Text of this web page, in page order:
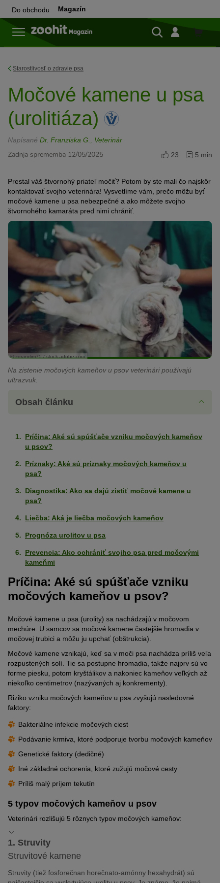
Do obchodu Magazín
Do
Starostlivosť o zdravie psa
Močové kamene u psa
(urolitiáza)
Napísané Dr. Franziska G., Veterinár
Zadnja sprememba 12/05/2025 23 5 min
Prestal váš štvornohý priateľ močiť? Potom by ste mali čo najskôr
kontaktovať svojho veterinára! Vysvetlíme vám, prečo môžu byť
močové kamene u psa nebezpečné a ako môžete svojho
štvornohého kamaráta pred nimi chrániť.
© zorandim75 / stock.adobe.com
Na zistenie močových kameňov u psov veterinári používajú
ultrazvuk.
Obsah článku
Príčina: Aké sú spúšťače vzniku močových kameňov
u psov?
Príznaky: Aké sú príznaky močových kameňov u
psa?
Diagnostika: Ako sa dajú zistiť močové kamene u
psa?
Liečba: Aká je liečba močových kameňov
Prognóza urolitov u psa
Prevencia: Ako ochrániť svojho psa pred močovými
kameňmi
Príčina: Aké sú spúšťače vzniku
močových kameňov u psov?
Močové kamene u psa (urolity) sa nachádzajú v močovom
mechúre. U samcov sa močové kamene častejšie hromadia v
močovej trubici a môžu ju upchať (obštrukcia).
Močové kamene vznikajú, keď sa v moči psa nachádza príliš veľa
rozpustených solí. Tie sa postupne hromadia, takže najprv sú vo
forme piesku, potom kryštálikov a nakoniec kameňov veľkých až
niekoľko centimetrov (nazývaných aj konkrementy).
Riziko vzniku močových kameňov u psa zvyšujú nasledovné
faktory:
Bakteriálne infekcie močových ciest
Podávanie krmiva, ktoré podporuje tvorbu močových kameňov
Genetické faktory (dedičné)
Iné základné ochorenia, ktoré zužujú močové cesty
Príliš malý príjem tekutín
5 typov močových kameňov u psov
Veterinári rozlišujú 5 rôznych typov močových kameňov:
1. Struvity
Struvitové kamene
Struvity (tiež fosforečnan horečnato-amónny hexahydrát) sú